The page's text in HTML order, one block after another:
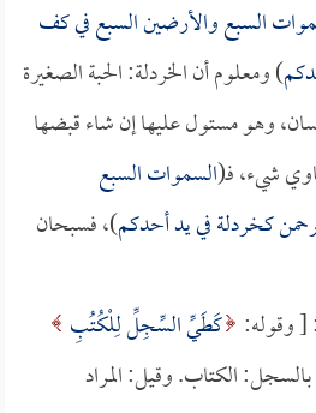
السبع والأرضين السبع في كف
) ومعلوم أن الخردلة: الحبة الصغيرة
وهو مستول عليها إن شاء قبضها
شيء، فـ(السموات السبع
كخردلة في يد أحدكم)، فسبحان
[ وقوله: كَطَيِّ السِّجِلِّ لِلْكُتُبِ
المراد بالسجل: الكتاب. وقيل: المراد